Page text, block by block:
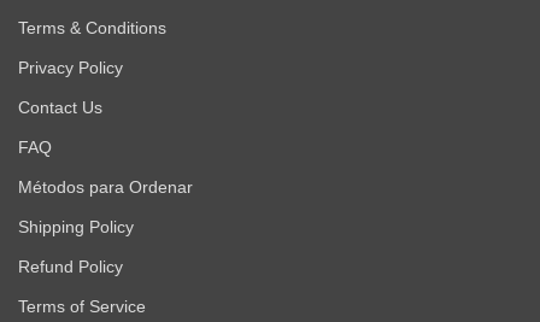
Terms & Conditions
Privacy Policy
Contact Us
FAQ
Métodos para Ordenar
Shipping Policy
Refund Policy
Terms of Service